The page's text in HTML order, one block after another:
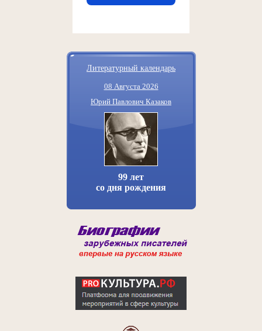
Литературный календарь
08 Августа 2026
Юрий Павлович Казаков
99 лет
со дня рождения